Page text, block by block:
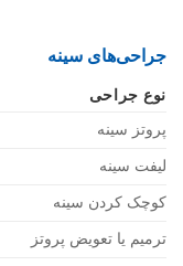
جراحی‌های سینه
نوع جراحی
پروتز سینه
لیفت سینه
کوچک کردن سینه
ترمیم یا تعویض پروتز